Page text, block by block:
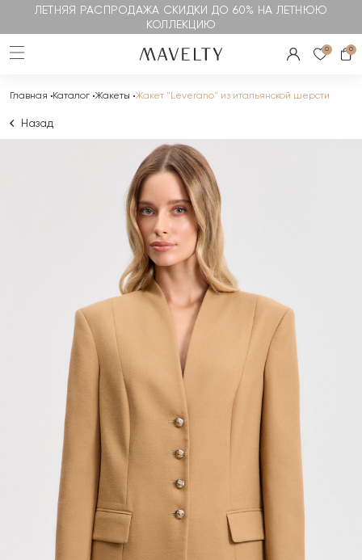
ЛЕТНЯЯ РАСПРОДАЖА СКИДКИ ДО 60% НА ЛЕТНЮЮ
КОЛЛЕКЦИЮ
0 0
Главная Каталог Жакеты Жакет "Leverano" из итальянской шерсти
Назад